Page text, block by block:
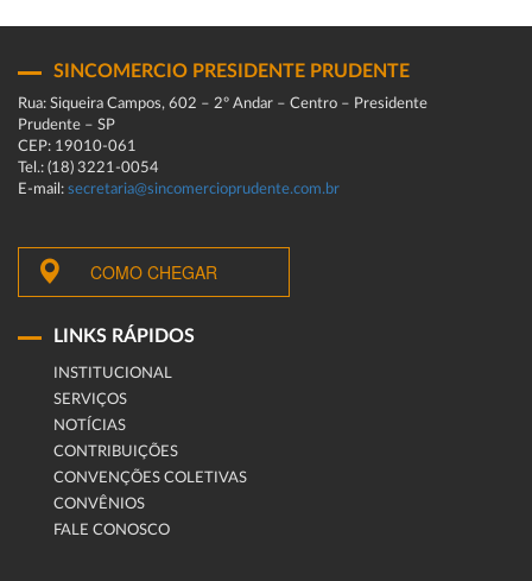
SINCOMERCIO PRESIDENTE PRUDENTE
Rua: Siqueira Campos, 602 – 2º Andar – Centro – Presidente
Prudente – SP
CEP: 19010-061
Tel.: (18) 3221-0054
E-mail: secretaria@sincomercioprudente.com.br
COMO CHEGAR
LINKS RÁPIDOS
INSTITUCIONAL
SERVIÇOS
NOTÍCIAS
CONTRIBUIÇÕES
CONVENÇÕES COLETIVAS
CONVÊNIOS
FALE CONOSCO